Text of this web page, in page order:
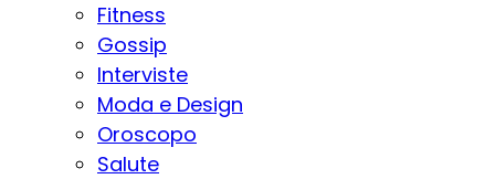
Fitness
Gossip
Interviste
Moda e Design
Oroscopo
Salute